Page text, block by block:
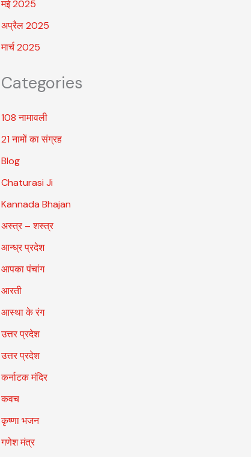
मई 2025
अप्रैल 2025
मार्च 2025
Categories
108 नामावली
21 नामों का संग्रह
Blog
Chaturasi Ji
Kannada Bhajan
अस्त्र – शस्त्र
आन्ध्र प्रदेश
आपका पंचांग
आरती
आस्था के रंग
उत्तर प्रदेश
उत्तर प्रदेश
कर्नाटक मंदिर
कवच
कृष्णा भजन
गणेश मंत्र